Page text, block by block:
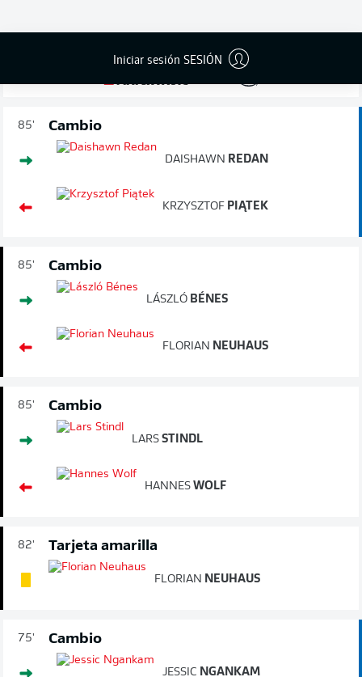
Iniciar sesión SESIÓN
85' Cambio
DAISHAWN REDAN
KRZYSZTOF PIĄTEK
85' Cambio
LÁSZLÓ BÉNES
FLORIAN NEUHAUS
85' Cambio
LARS STINDL
HANNES WOLF
82' Tarjeta amarilla
FLORIAN NEUHAUS
75' Cambio
JESSIC NGANKAM